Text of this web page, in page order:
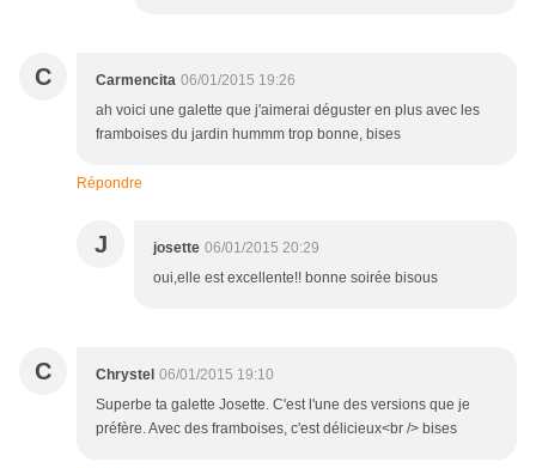
C Carmencita 06/01/2015 19:26
ah voici une galette que j'aimerai déguster en plus avec les
framboises du jardin hummm trop bonne, bises
Répondre
J josette 06/01/2015 20:29
oui,elle est excellente!! bonne soirée bisous
C Chrystel 06/01/2015 19:10
Superbe ta galette Josette. C'est l'une des versions que je
préfère. Avec des framboises, c'est délicieux<br /> bises